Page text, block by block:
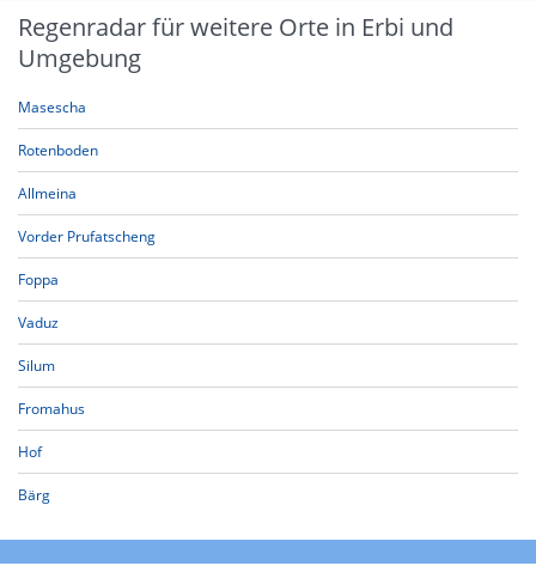
Regenradar für weitere Orte in Erbi und
Umgebung
Masescha
Rotenboden
Allmeina
Vorder Prufatscheng
Foppa
Vaduz
Silum
Fromahus
Hof
Bärg